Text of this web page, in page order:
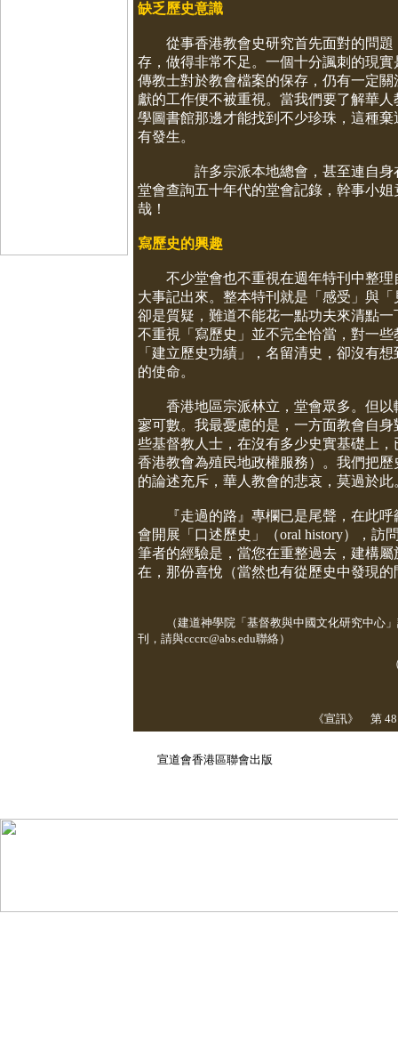
缺乏歷史意識
從事香港教會史研究首先面對的問題
存，做得非常不足。一個十分諷刺的現
傳教士對於教會檔案的保存，仍有一定
獻的工作便不被重視。當我們要了解華
學圖書館那邊才能找到不少珍珠，這種
有發生。
許多宗派本地總會，甚至連自身在
堂會查詢五十年代的堂會記錄，幹事小
哉！
寫歷史的興趣
不少堂會也不重視在週年特刊中整理
大事記出來。整本特刊就是「感受」與
卻是質疑，難道不能花一點功夫來清點
不重視「寫歷史」並不完全恰當，對一
「建立歷史功績」，名留清史，卻沒有
的使命。
香港地區宗派林立，堂會眾多。但以
寥可數。我最憂慮的是，一方面教會自
些基督教人士，在沒有多少史實基礎上
香港教會為殖民地政權服務）。我們把
的論述充斥，華人教會的悲哀，莫過於此
『走過的路』專欄已是尾聲，在此呼
會開展「口述歷史」（oral history），訪
筆者的經驗是，當您在重整過去，建構
在，那份喜悅（當然也有從歷史中發現
（建道神學院「基督教與中國文化研究中心
刊，請與cccrc@abs.edu聯絡）
《宣訊》 第
宣道會香港區聯會出